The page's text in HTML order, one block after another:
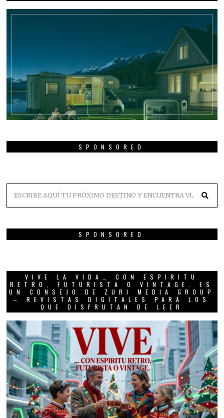
SPONSORED
SPONSORED
VIVE LA VIDA… CON ESPIRITU
RETRO, FUTURISTA O VINTAGE. ES
UN CONSEJO DE ZURI MEDIA GROUP
– REVISTAS DIGITALES PARA LOS
QUE DISFRUTAN DE LEER